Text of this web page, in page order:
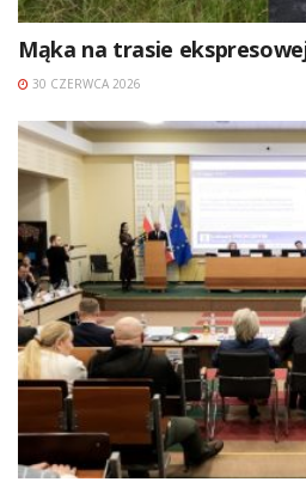
Mąka na trasie
30 CZERWCA 2026